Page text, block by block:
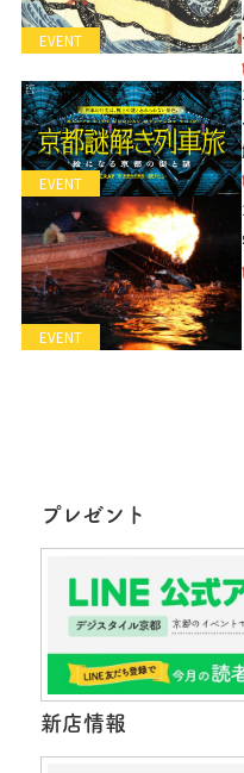
EVENT
EVENT
EVENT
プレゼント
新店情報